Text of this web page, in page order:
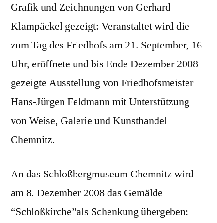
Grafik und Zeichnungen von Gerhard
Klampäckel gezeigt: Veranstaltet wird die
zum Tag des Friedhofs am 21. September, 16
Uhr, eröffnete und bis Ende Dezember 2008
gezeigte Ausstellung von Friedhofsmeister
Hans-Jürgen Feldmann mit Unterstützung
von Weise, Galerie und Kunsthandel
Chemnitz.
An das Schloßbergmuseum Chemnitz wird
am 8. Dezember 2008 das Gemälde
“Schloßkirche”als Schenkung übergeben: